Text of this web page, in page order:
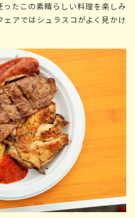
たこの素晴らしい料理を楽しみ
アではシュラスコがよく見かけ